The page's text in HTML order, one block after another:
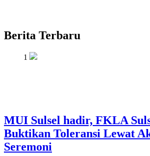
Berita Terbaru
1
MUI Sulsel hadir, FKLA
Buktikan Toleransi Lewat
Seremoni